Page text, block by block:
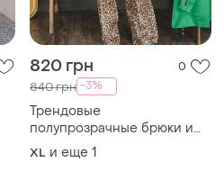
820 грн 0
840 грн -3%
Трендовые
полупрозрачные брюки и
майка из
XL и еще 1